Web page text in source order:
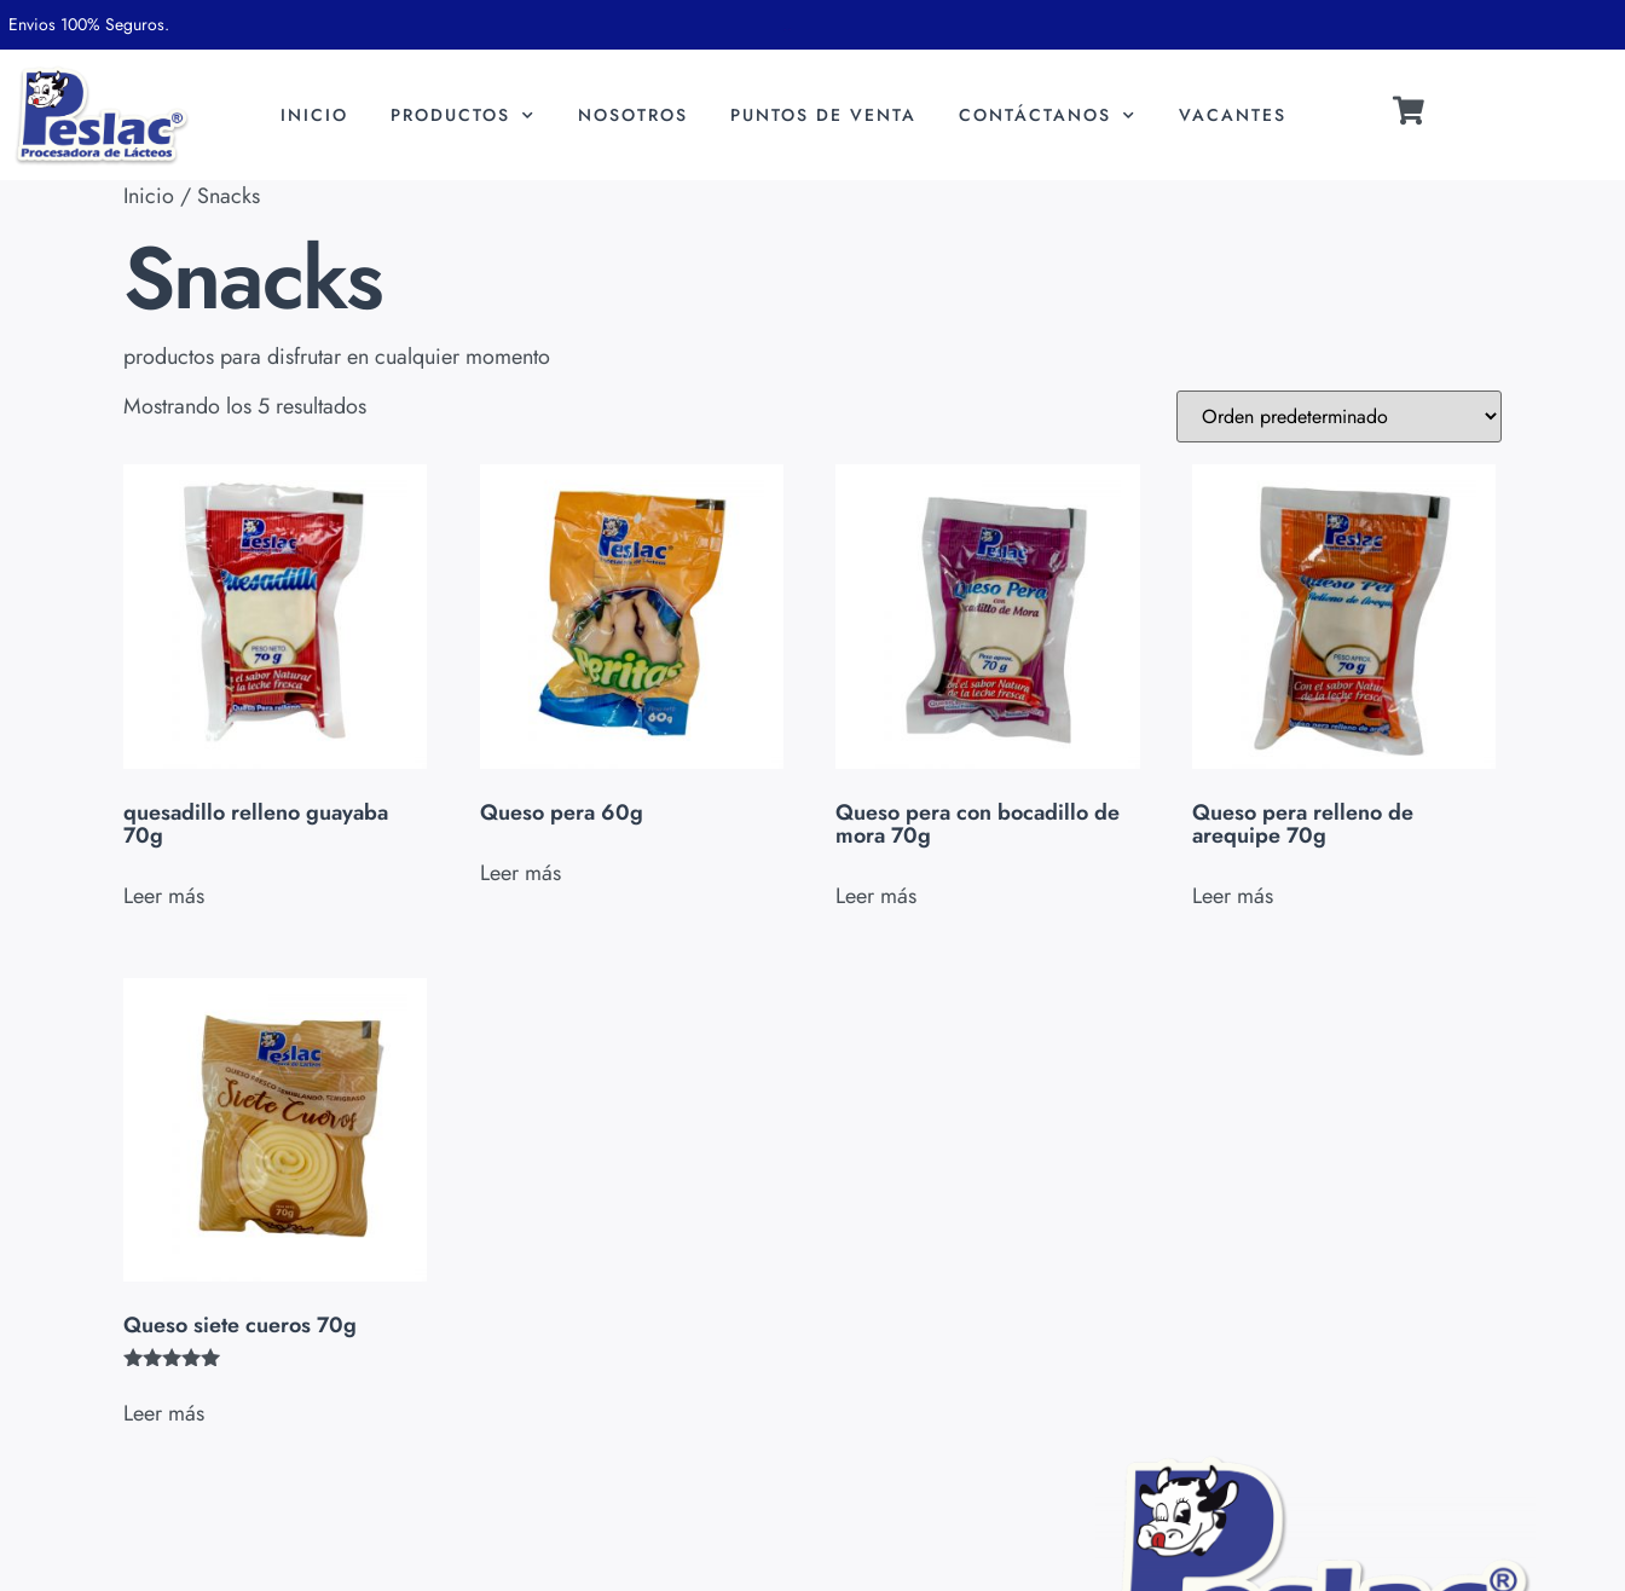
Envios 100% Seguros.
INICIO PRODUCTOS NOSOTROS PUNTOS DE VENTA CONTÁCTANOS VACANTES
Inicio / Snacks
Snacks
productos para disfrutar en cualquier momento
Mostrando los 5 resultados
quesadillo relleno guayaba
70g
Leer más
Queso pera 60g
Leer más
Queso pera con bocadillo de
mora 70g
Leer más
Queso pera relleno de
arequipe 70g
Leer más
Queso siete cueros 70g
con
5.00
Leer más